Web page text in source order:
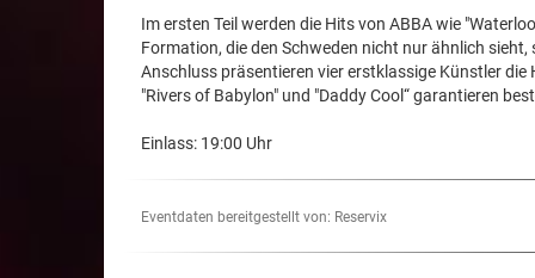
Im ersten Teil werden die Hits von ABBA wie
Formation, die den Schweden nicht nur ähnlich
Anschluss präsentieren vier erstklassige Künstler
"Rivers of Babylon" und "Daddy Cool“ garantieren
Einlass: 19:00 Uhr
Eventdaten bereitgestellt von: Reservix